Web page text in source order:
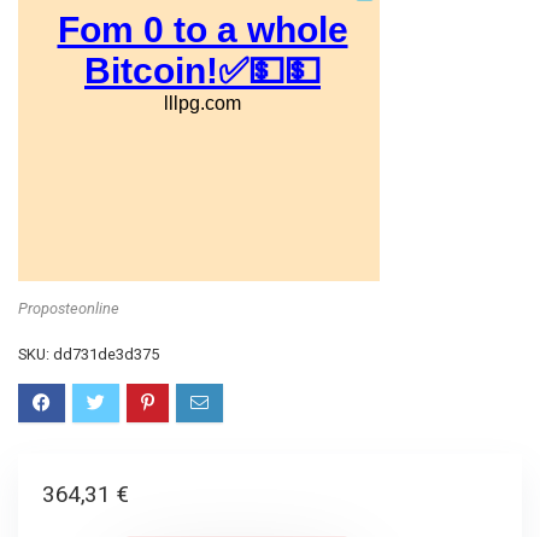
Proposteonline
SKU: dd731de3d375
364,31 €